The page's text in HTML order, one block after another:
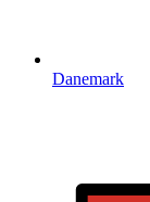
Danemark